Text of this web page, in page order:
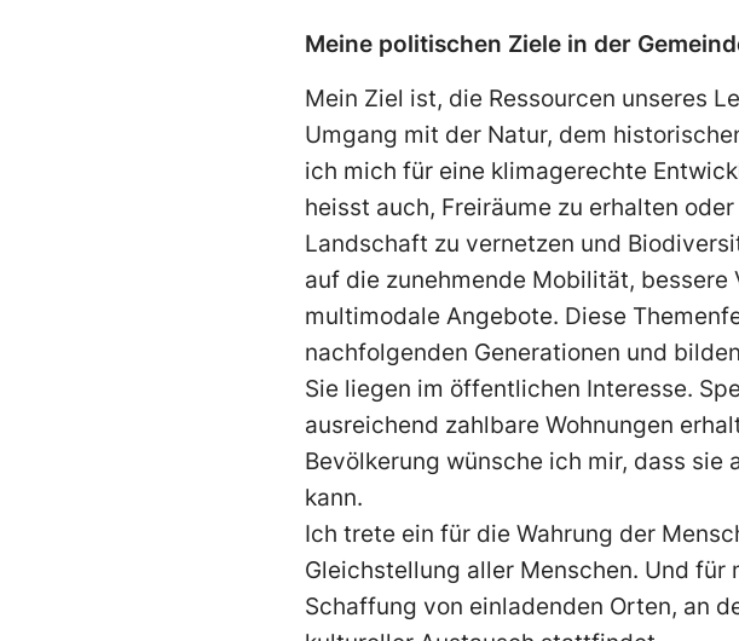
Meine politischen Ziele in der
Mein Ziel ist, die Ressourcen unseres
Umgang mit der Natur, dem
ich mich für eine klimagerechte
heisst auch, Freiräume zu erhalten
Landschaft zu vernetzen und
auf die zunehmende Mobilität,
multimodale Angebote. Diese
nachfolgenden Generationen und
Sie liegen im öffentlichen Interesse.
ausreichend zahlbare Wohnungen
Bevölkerung wünsche ich mir, dass
kann.
Ich trete ein für die Wahrung der
Gleichstellung aller Menschen. Und
Schaffung von einladenden Orten, an